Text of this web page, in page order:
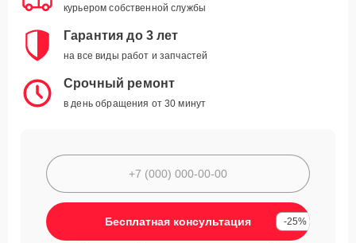
курьером собственной службы
Гарантия до 3 лет
на все виды работ и запчастей
Срочный ремонт
в день обращения от 30 минут
Бесплатная консультация -25%